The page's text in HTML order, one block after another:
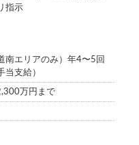
指示
南エリアのみ）年4〜5回
当支給）
万円まで